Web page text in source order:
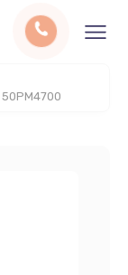
50PM4700